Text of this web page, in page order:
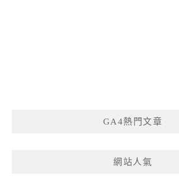
GA4熱門文章
網站人氣